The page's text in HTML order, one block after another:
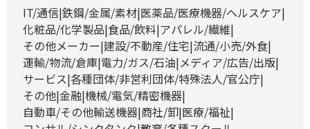
IT/通信 鉄鋼/金属/素材 医薬品/医療機器/ヘルスケア
化粧品/化学製品 食品/飲料 アパレル/繊維
その他メーカー 建設/不動産/住宅 流通/小売/外食
運輸/物流/倉庫 電力/ガス/石油 メディア/広告/出版
サービス 各種団体/非営利団体/特殊法人/官公庁
その他 金融 機械/電気/精密機器
自動車/その他輸送機器 商社/卸 医療/福祉